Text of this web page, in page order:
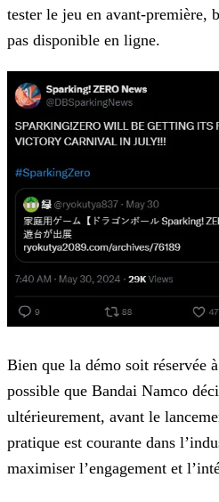
tester le jeu en avant-première,
pas disponible en ligne.
Bien que la démo soit réservée
possible que Bandai Namco
ultérieurement, avant le
pratique est courante dans
maximiser l’engagement et